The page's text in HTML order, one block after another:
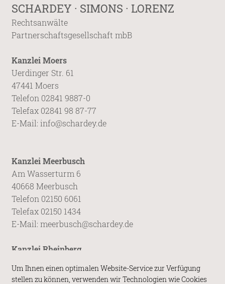
SCHARDEY · SIMONS · LORENZ
Rechtsanwälte
Partnerschaftsgesellschaft mbB
Kanzlei Moers
Uerdinger Str. 61
47441 Moers
Telefon 02841 9887-0
Telefax 02841 98 87-77
E-Mail: info@schardey.de
Kanzlei Meerbusch
Am Wasserturm 6
40668 Meerbusch
Telefon 02150 6061
Telefax 02150 1434
E-Mail: meerbusch@schardey.de
Kanzlei Rheinberg
47495 Rheinberg
Um Ihnen einen optimalen Website-Service zur Verfügung
stellen zu können, verwenden wir Technologien wie Cookies